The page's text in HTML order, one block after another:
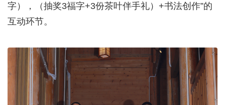
字），（抽奖3福字+3份茶叶伴手礼）+书法创作”的
互动环节。